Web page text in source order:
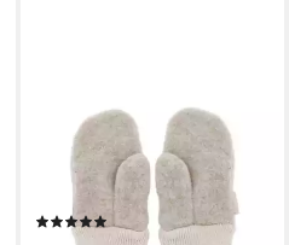
Fäustlinge Wollfleece,
Strickbündchen,
temperaturregulierend,
schnell trocknend
(4)